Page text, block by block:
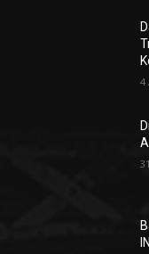
4